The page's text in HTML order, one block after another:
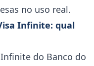
no uso real.
Infinite: qual
do Banco do